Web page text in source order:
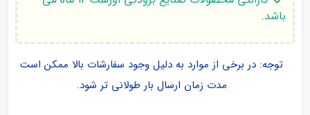
باشد.
توجه: در برخی از موارد به دلیل وجود سفارشات بالا ممکن است
مدت زمان ارسال بار طولانی تر شود.